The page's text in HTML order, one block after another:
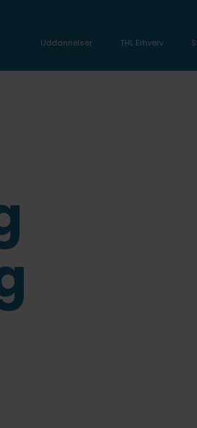
Uddannelser THL Erhverv